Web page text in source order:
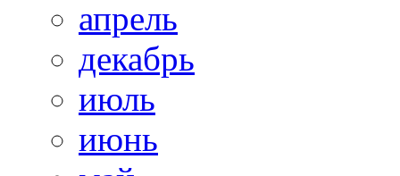
апрель
декабрь
июль
июнь